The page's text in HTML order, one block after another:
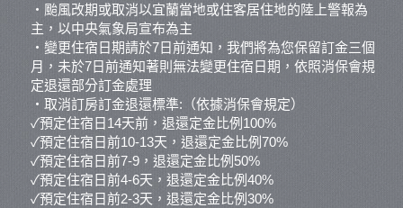
‧颱風改期或取消以宜蘭當地或住客居住地的陸上警報為
主，以中央氣象局宣布為主
‧變更住宿日期請於7日前通知，我們將為您保留訂金三個
月，未於7日前通知著則無法變更住宿日期，依照消保會規
定退還部分訂金處理
‧取消訂房訂金退還標準:（依據消保會規定）
✓預定住宿日14天前，退還定金比例100%
✓預定住宿日前10-13天，退還定金比例70%
✓預定住宿日前7-9，退還定金比例50%
✓預定住宿日前4-6天，退還定金比例40%
✓預定住宿日前2-3天，退還定金比例30%